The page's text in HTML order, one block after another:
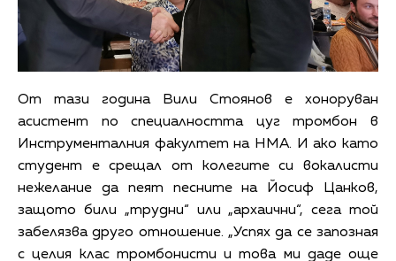
От тази година Вили Стоянов е хоноруван
асистент по специалността цуг тромбон в
Инструменталния факултет на НМА. И ако като
студент е срещал от колегите си вокалисти
нежелание да пеят песните на Йосиф Цанков,
защото били „трудни“ или „архаични“, сега той
забелязва друго отношение. „Успях да се запозная
с целия клас тромбонисти и това ми даде още